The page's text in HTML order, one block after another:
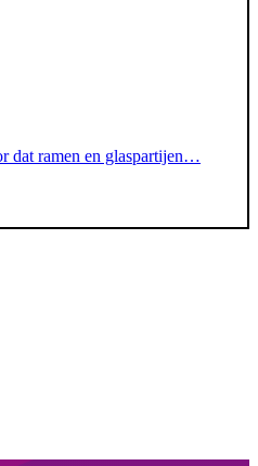
dat ramen en glaspartijen…